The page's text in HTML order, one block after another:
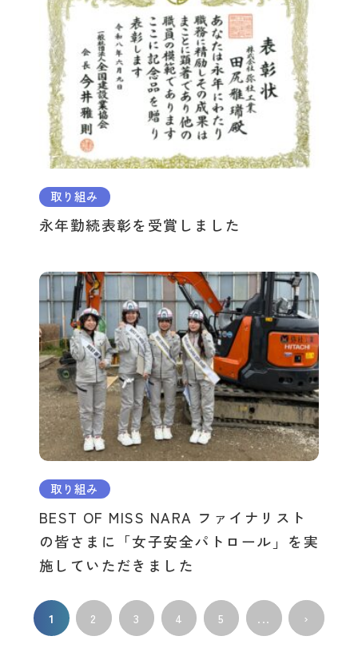
取り組み
永年勤続表彰を受賞しました
取り組み
BEST OF MISS NARA ファイナリスト
の皆さまに「女子安全パトロール」を実
施していただきました
1 2 3 4 5 ... ›